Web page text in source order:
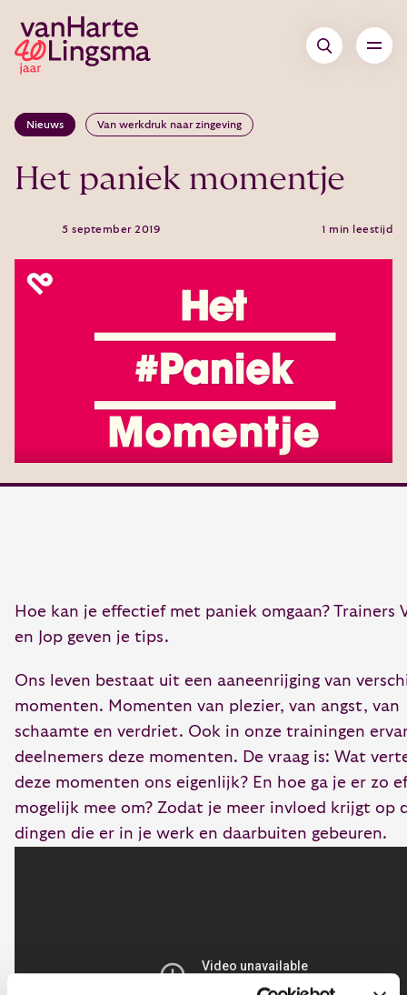
Nieuws Van werkdruk naar zingeving
Het paniek momentje
5 september 2019 1 min leestijd
Hoe kan je effectief met paniek omgaan? Trainers
en Jop geven je tips.
Ons leven bestaat uit een aaneenrijging van
momenten. Momenten van plezier, van angst, van
schaamte en verdriet. Ook in onze trainingen
deelnemers deze momenten. De vraag is: Wat
deze momenten ons eigenlijk? En hoe ga je er zo
mogelijk mee om? Zodat je meer invloed krijgt op
dingen die er in je werk en daarbuiten gebeuren.